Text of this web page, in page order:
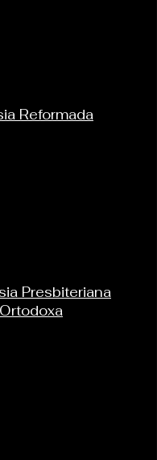
Reformada
Presbiteriana
Ortodoxa